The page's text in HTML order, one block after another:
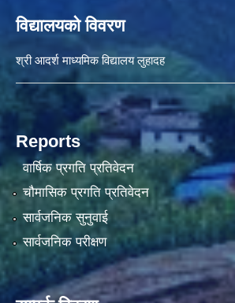
विद्यालयको विवरण
श्री आदर्श माध्यमिक विद्यालय लुहादह
Reports
वार्षिक प्रगति प्रतिवेदन
चौमासिक प्रगति प्रतिवेदन
सार्वजनिक सुनुवाई
सार्वजनिक परीक्षण